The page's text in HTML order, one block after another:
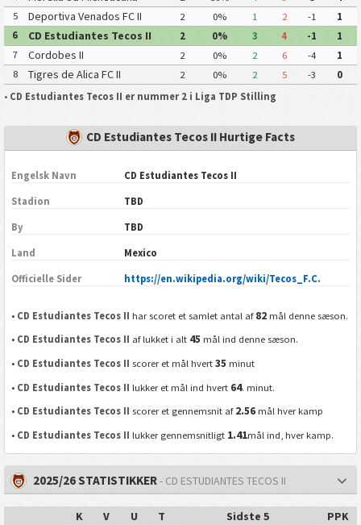
5
Deportiva Venados FC II 2 0% 1 2 -1
1
6
CD Estudiantes Tecos II 2 0% 3 4 -1
1
7
Cordobes II 2 0% 2 6 -4
1
8
Tigres de Alica FC II 2 0% 2 5 -3
0
• CD Estudiantes Tecos II er nummer 2 i Liga TDP Stilling
CD Estudiantes Tecos II Hurtige Facts
Engelsk Navn CD Estudiantes Tecos II
Stadion TBD
By TBD
Land Mexico
Officielle Sider https://en.wikipedia.org/wiki/Tecos_F.C.
• CD Estudiantes Tecos II har scoret et samlet antal af 82 mål denne sæson.
• CD Estudiantes Tecos II af lukket i alt 45 mål ind denne sæson.
• CD Estudiantes Tecos II scorer et mål hvert35 minut
• CD Estudiantes Tecos II lukker et mål ind hvert 64. minut.
• CD Estudiantes Tecos II scorer et gennemsnit af 2.56 mål hver kamp
• CD Estudiantes Tecos II lukker gennemsnitligt 1.41mål ind, hver kamp.
2025/26 STATISTIKKER- CD ESTUDIANTES TECOS II
K V U T Sidste 5 PPK